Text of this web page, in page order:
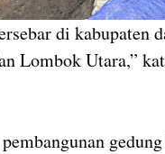
di kabupaten
Lombok Utara,”